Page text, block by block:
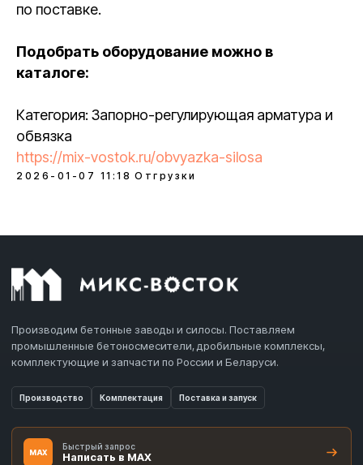
по поставке.
Подобрать оборудование можно в
каталоге:
Категория: Запорно-регулирующая арматура и
обвязка
https://mix-vostok.ru/obvyazka-silosa
2026-01-07 11:18 Отгрузки
Производим бетонные заводы и силосы. Поставляем
промышленные бетоносмесители, дробильные комплексы,
комплектующие и запчасти по России и Беларуси.
Производство Комплектация Поставка и запуск
MAX
Быстрый запрос
Написать в MAX